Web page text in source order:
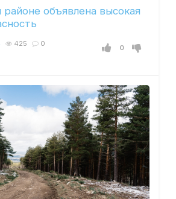
объявлена высокая
0
425 0